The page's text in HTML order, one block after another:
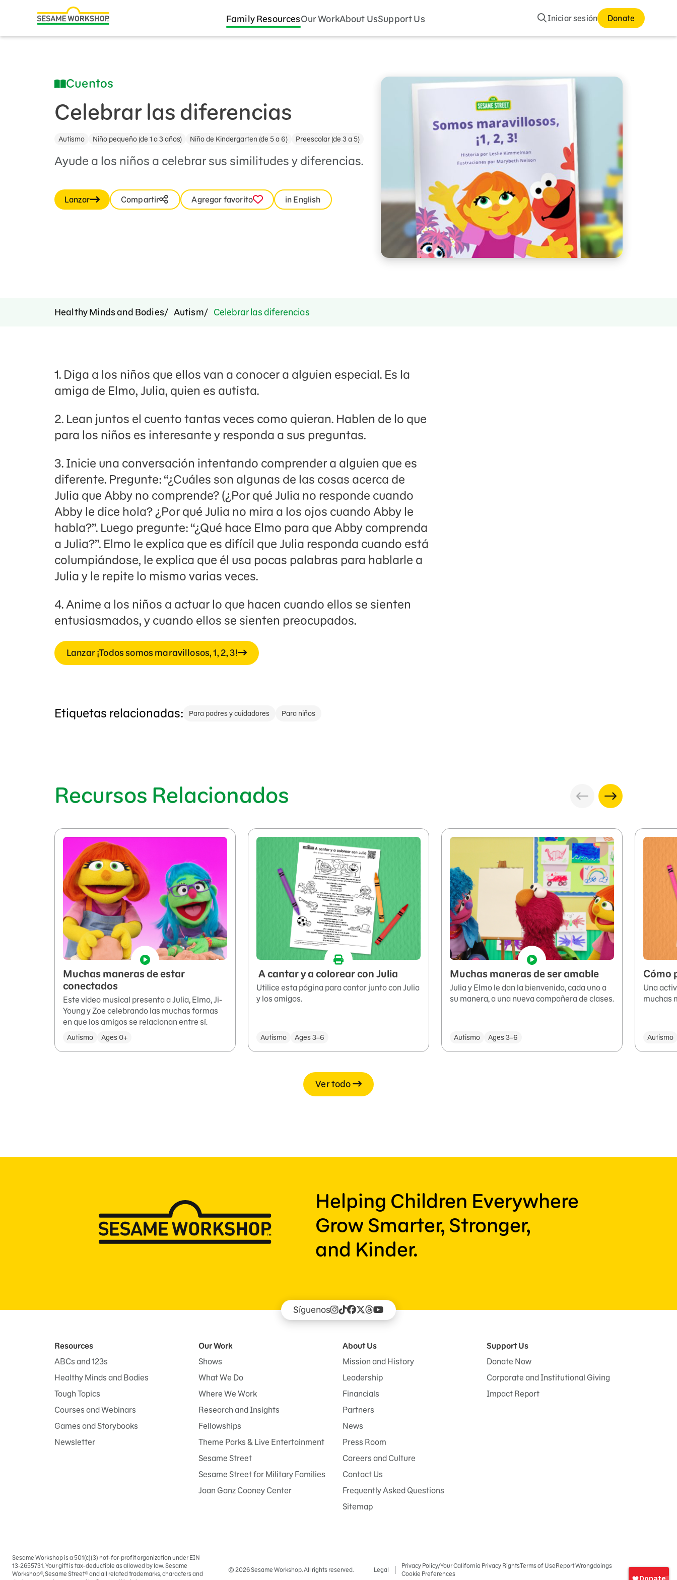
Family ResourcesOur WorkAbout UsSupport Us Buscar
Iniciar sesión Donate
Family Resources
Healthy Minds and Bodies
Courses and Webinars
Games and Storybooks
Cuentos
Celebrar las diferencias
Autismo Niño pequeño (de 1 a 3 años) Niño de Kindergarten (de 5 a 6) Preescolar (de 3 a 5)
Ayude a los niños a celebrar sus similitudes y diferencias.
Lanzar Compartir Agregar favorito in English
Healthy Minds and Bodies Autism Celebrar las diferencias
1. Diga a los niños que ellos van a conocer a alguien especial. Es la
amiga de Elmo, Julia, quien es autista.
2. Lean juntos el cuento tantas veces como quieran. Hablen de lo que
para los niños es interesante y responda a sus preguntas.
3. Inicie una conversación intentando comprender a alguien que es
diferente. Pregunte: “¿Cuáles son algunas de las cosas acerca de
Julia que Abby no comprende? (¿Por qué Julia no responde cuando
Abby le dice hola? ¿Por qué Julia no mira a los ojos cuando Abby le
habla?”. Luego pregunte: “¿Qué hace Elmo para que Abby comprenda
a Julia?”. Elmo le explica que es difícil que Julia responda cuando está
columpiándose, le explica que él usa pocas palabras para hablarle a
Julia y le repite lo mismo varias veces.
4. Anime a los niños a actuar lo que hacen cuando ellos se sienten
entusiasmados, y cuando ellos se sienten preocupados.
Lanzar ¡Todos somos maravillosos, 1, 2, 3!
Etiquetas relacionadas: Para padres y cuidadores Para niños
Recursos Relacionados
Muchas maneras de estar
conectados
Este video musical presenta a Julia, Elmo, Ji-
Young y Zoe celebrando las muchas formas
en que los amigos se relacionan entre sí.
Autismo Ages 0+
A cantar y a colorear con Julia
Utilice esta página para cantar junto con Julia
y los amigos.
Autismo Ages 3–6
Muchas maneras de ser amable
Julia y Elmo le dan la bienvenida, cada uno a
su manera, a una nueva compañera de clases.
Autismo Ages 3–6
Cómo
Una
muchas
Autismo
Ver todo
Helping Children Everywhere
Grow Smarter, Stronger,
and Kinder.
Síguenos
Resources
ABCs and 123s
Healthy Minds and Bodies
Tough Topics
Courses and Webinars
Games and Storybooks
Newsletter
Our Work
Shows
What We Do
Where We Work
Research and Insights
Fellowships
Theme Parks & Live Entertainment
Sesame Street
Sesame Street for Military Families
Joan Ganz Cooney Center
About Us
Mission and History
Leadership
Financials
Partners
News
Press Room
Careers and Culture
Contact Us
Frequently Asked Questions
Sitemap
Support Us
Donate Now
Corporate and Institutional Giving
Impact Report
Sesame Workshop is a 501(c)(3) not-for-profit organization under EIN
13-2655731. Your gift is tax-deductible as allowed by law. Sesame
Workshop®, Sesame Street® and all related trademarks, characters and
© 2026 Sesame Workshop. All rights reserved. Legal
Privacy Policy/Your California Privacy RightsTerms of UseReport Wrongdoings
Cookie Preferences